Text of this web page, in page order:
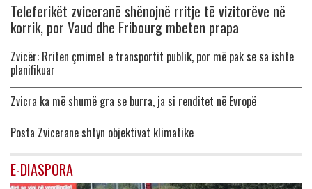
Teleferikët zviceranë shënojnë rritje të vizitorëve në
korrik, por Vaud dhe Fribourg mbeten prapa
Zvicër: Rriten çmimet e transportit publik, por më pak se sa ishte
planifikuar
Zvicra ka më shumë gra se burra, ja si renditet në Evropë
Posta Zvicerane shtyn objektivat klimatike
E-DIASPORA